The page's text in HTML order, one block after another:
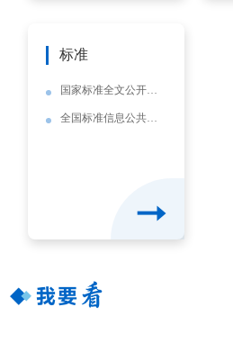
标准
国家标准全文公开系统
全国标准信息公共服务平台